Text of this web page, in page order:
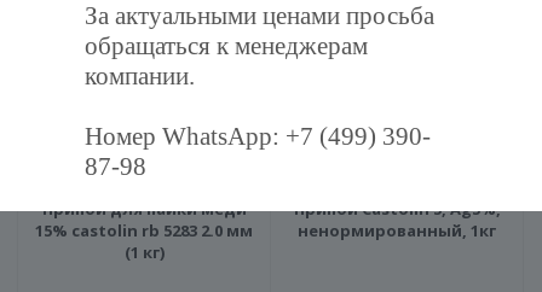
Припой для пайки меди
15% castolin rb 5283 2.0 мм
(1 кг)
Припой Castolin 5, Ag5%,
ненормированный, 1кг
За актуальными ценами просьба
обращаться к менеджерам
компании.
Номер WhatsApp: +7 (499) 390-
87-98